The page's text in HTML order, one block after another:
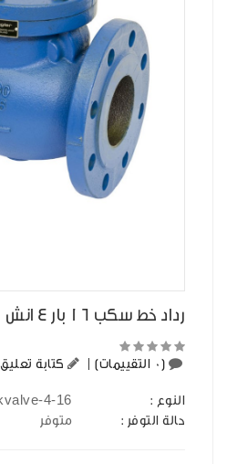
رداد خط سكب 16 بار 4 انش | Check valve
(0 التقييمات) كتابة تعليق
النوع :
حالة التوفر : متوفر